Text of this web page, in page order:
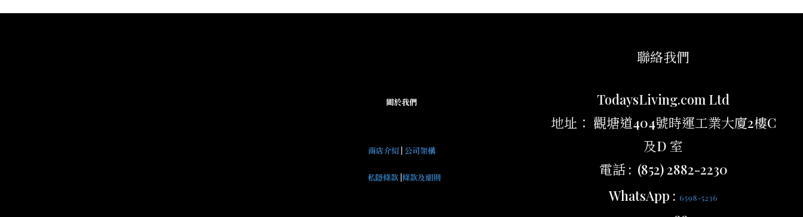
關於我們
商店介紹| 公司架構
私隱條款 條款及細則
聯絡我們
TodaysLiving.com Ltd
地址： 觀塘道404號時運工業大廈2樓C
及D 室
電話 : (852) 2882-2230
WhatsApp : 6598-5236